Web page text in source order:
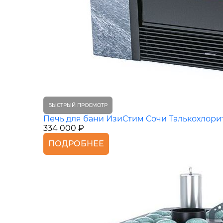
БЫСТРЫЙ ПРОСМОТР
Печь для бани ИзиСтим Сочи
334 000 ₽
ПОДРОБНЕЕ